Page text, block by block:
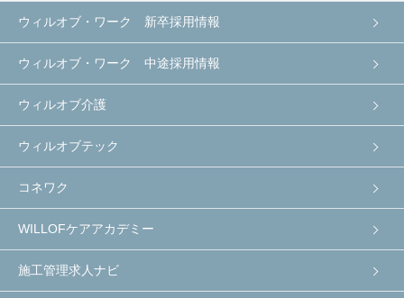
ウィルオブ・ワーク 新卒採用情報
ウィルオブ・ワーク 中途採用情報
ウィルオブ介護
ウィルオブテック
コネワク
WILLOFケアアカデミー
施工管理求人ナビ